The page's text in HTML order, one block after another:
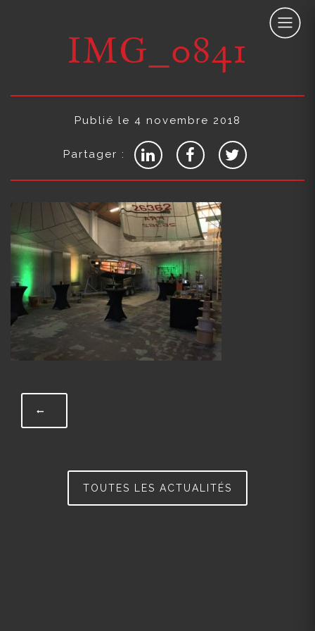
IMG_0841
Publié le 4 novembre 2018
Partager :
TOUTES LES ACTUALITÉS